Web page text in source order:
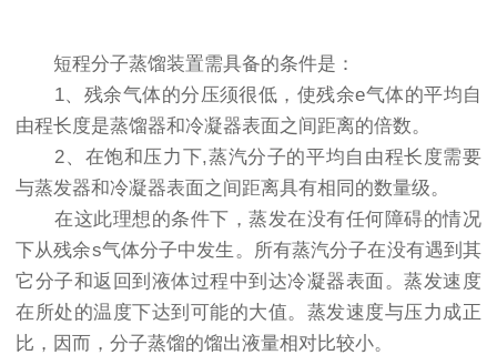
短程分子蒸馏装置需具备的条件是：
1、残余气体的分压须很低，使残余e气体的平均自
由程长度是蒸馏器和冷凝器表面之间距离的倍数。
2、在饱和压力下,蒸汽分子的平均自由程长度需要
与蒸发器和冷凝器表面之间距离具有相同的数量级。
在这此理想的条件下，蒸发在没有任何障碍的情况
下从残余s气体分子中发生。所有蒸汽分子在没有遇到其
它分子和返回到液体过程中到达冷凝器表面。蒸发速度
在所处的温度下达到可能的大值。蒸发速度与压力成正
比，因而，分子蒸馏的馏出液量相对比较小。